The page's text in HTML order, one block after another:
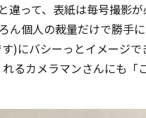
違って、表紙は毎号撮影
ん個人の裁量だけで勝手
)にバシーっとイメージ
るカメラマンさんにも「